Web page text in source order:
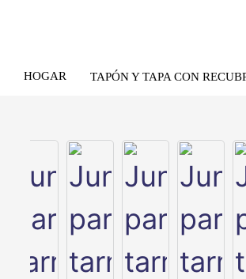
HOGAR TAPÓN Y TAPA CON